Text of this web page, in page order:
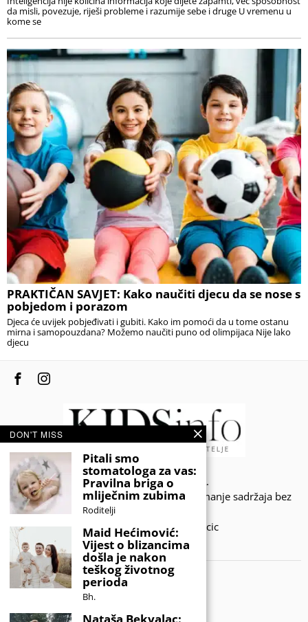
da misli, povezuje, riješi probleme i razumije sebe i druge U vremenu u
kome se
PRAKTIČAN SAVJET: Kako naučiti djecu da se nose s
pobjedom i porazom
Djeca će uvijek pobjeđivati i gubiti. Kako im pomoći da u tome ostanu
mirna i samopouzdana? Možemo naučiti puno od olimpijaca Nije lako
djecu
© 2020 - KIDSINFO.BA.
Sva prava zadržana. Zabranjeno preuzimanje sadržaja bez
dozvole izdavača.
Developed by Amar SIjercic
IZAŠAO JE NOVI MAGAZIN!
DON'T MISS
Pitali smo
stomatologa za vas:
Pravilna briga o
mliječnim zubima
Roditelji
Maid Hećimović:
Vijest o blizancima
došla je nakon
teškog životnog
perioda
Bh.